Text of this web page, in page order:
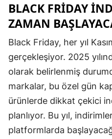
BLACK FRIDAY
ZAMAN
Black Friday, her yıl
gerçekleşiyor. 2025
olarak belirlenmiş
markalar, bu özel gün
ürünlerde dikkat çekici
planlıyor. Bu yıl,
platformlarda